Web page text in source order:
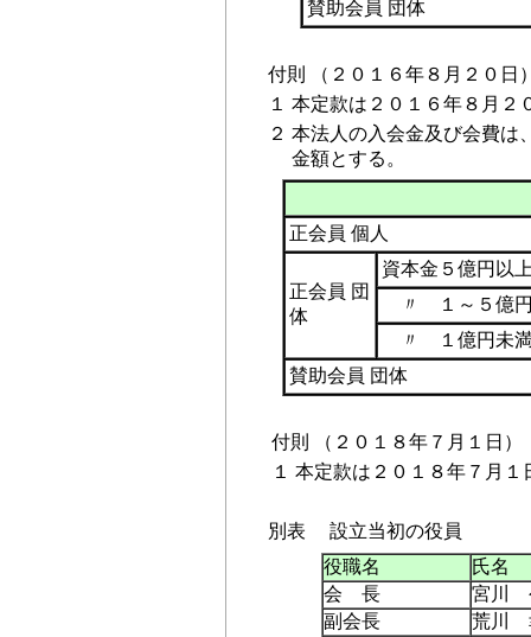
賛助会員 団体
付則 （２０１６年８月２０日
１
本定款は２０１６年８月２
２ 本法人の入会金及び会費は
金額とする。
正会員 個人
正会員 団
体
資本金５億円以
〃 １～５億
〃 １億円未
賛助会員 団体
付則 （２０１８年７月１日）
１
本定款は２０１８年７月１
別表
設立当初の役員
役職名
氏名
会 長
宮川
副会長
荒川